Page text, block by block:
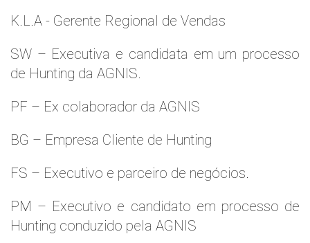
K.L.A - Gerente Regional de Vendas
SW – Executiva e candidata em um processo
de Hunting da AGNIS.
PF – Ex colaborador da AGNIS
BG – Empresa Cliente de Hunting
FS – Executivo e parceiro de negócios.
PM – Executivo e candidato em processo de
Hunting conduzido pela AGNIS